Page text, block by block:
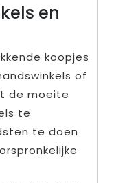
en
koopjes
of
de moeite
te
te doen